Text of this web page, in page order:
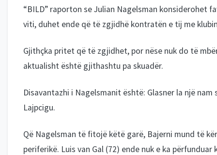
“BILD” raporton se Julian Nagelsman konsiderohet
viti, duhet ende që të zgjidhë kontratën e tij me
Gjithçka pritet që të zgjidhet, por nëse nuk do të
aktualisht është gjithashtu pa skuadër.
Disavantazhi i Nagelsmanit është: Glasner la një
Lajpcigu.
Që Nagelsman të fitojë këtë garë, Bajerni mund të
periferikë. Luis van Gal (72) ende nuk e ka përfunduar